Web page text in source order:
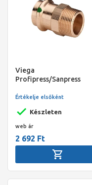
Viega
Profipress/Sanpress
külső menetes idom, 22 -
Contur, vörösöntvény
Készleten
Értékelje elsőként
web ár
2 692 Ft